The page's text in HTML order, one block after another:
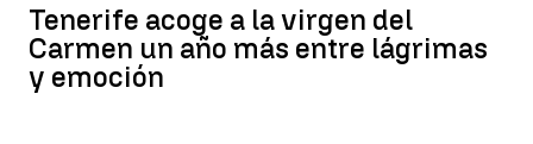
Tenerife acoge a la virgen del
Carmen un año más entre lágrimas
y emoción